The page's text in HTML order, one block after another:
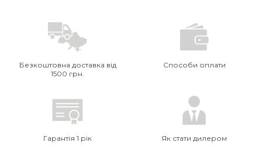
Безкоштовна доставка від
1500 грн.
Способи оплати
Гарантія 1 рік Як стати дилером